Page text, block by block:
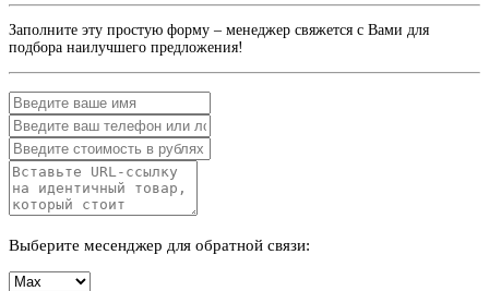
Заполните эту простую форму – менеджер свяжется с Вами для
подбора наилучшего предложения!
Выберите месенджер для обратной связи: